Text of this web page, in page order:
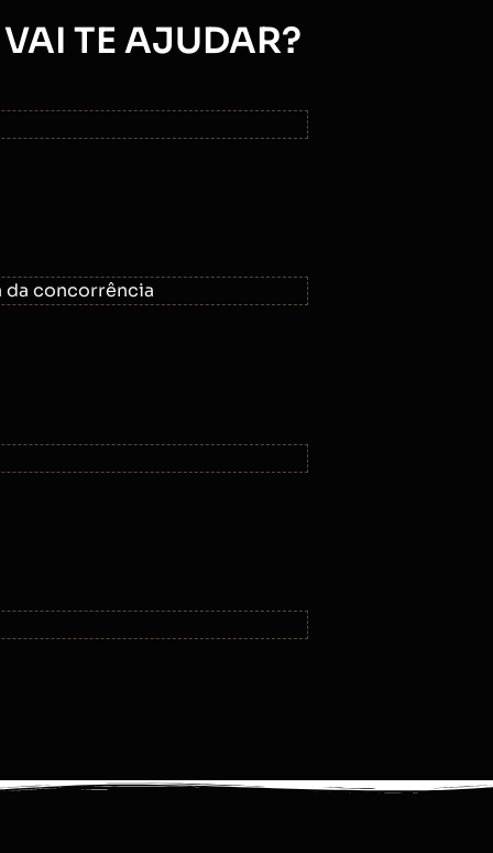
TE AJUDAR?
concorrência